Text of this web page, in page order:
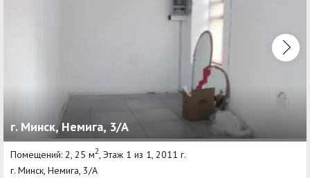
Продажа коммерческой недвижимости
Аренда коммерческой недвижимости
Другие разделы
Новости
Агентства
Ремонт квартир
г. Минск, Немига, 3/А
Помещений: 2, 25 м2 , Этаж 1 из 1, 2011 г.
г. Минск, Немига, 3/А